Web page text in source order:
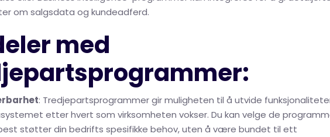
om salgsdata og kundeadferd.
med
: Tredjepartsprogrammer gir muligheten til å utvide
etter hvert som virksomheten vokser. Du kan velge de
støtter din bedrifts spesifikke behov, uten å være bundet til ett